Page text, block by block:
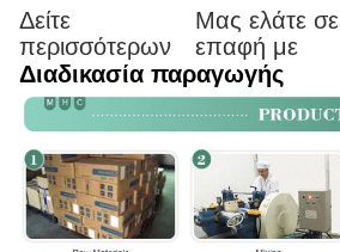
Δείτε
περισσότερων
Μας ελάτε σε
επαφή με
Διαδικασία παραγωγής